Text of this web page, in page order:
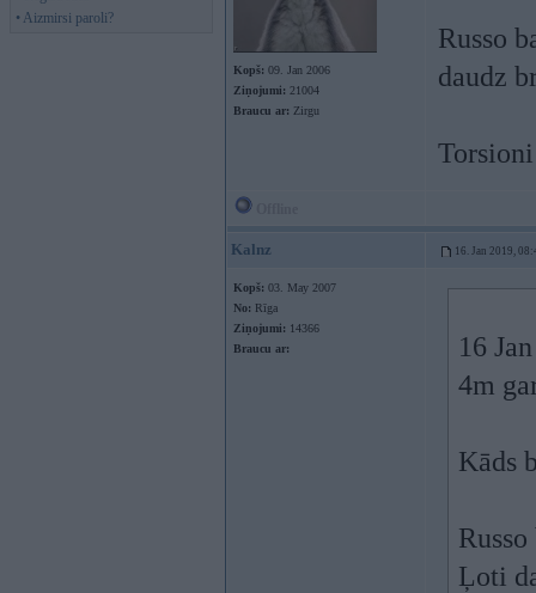
• Aizmirsi paroli?
Kopš: 09. Jan 2006
Ziņojumi: 21004
Braucu ar: Zirgu
Russo
daudz
Kalnz 16. Jan 2019,
Kopš: 03. May 2007
No: Rīga
Ziņojumi: 14366
Braucu ar:
16
4m
Kāds
Ļoti